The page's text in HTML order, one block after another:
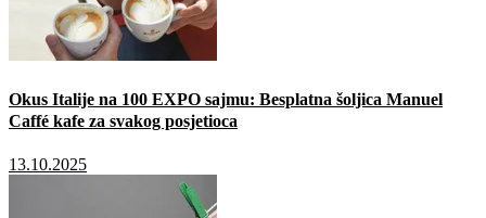
Okus Italije na 100 EXPO sajmu: Besplatna šoljica Manuel
Caffé kafe za svakog posjetioca
13.10.2025